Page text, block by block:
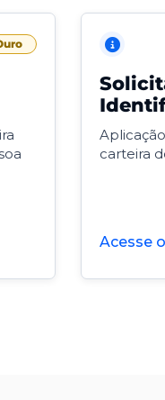
carteira
Acesse